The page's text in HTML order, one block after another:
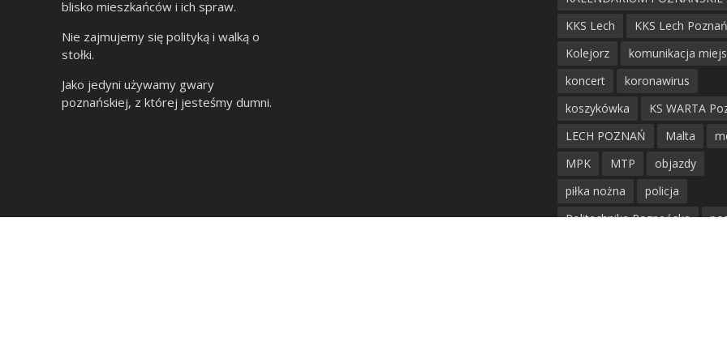
blisko mieszkańców i ich spraw.
Nie zajmujemy się polityką i walką o
stołki.
Jako jedyni używamy gwary
poznańskiej, z której jesteśmy dumni.
KKS Lech
KKS Lech Poznań
Kolejorz
komunikacja
koncert
koronawirus
koszykówka
KS WARTA
LECH POZNAŃ
Malta
MPK
MTP
objazdy
piłka nożna
policja
Politechnika Poznańska